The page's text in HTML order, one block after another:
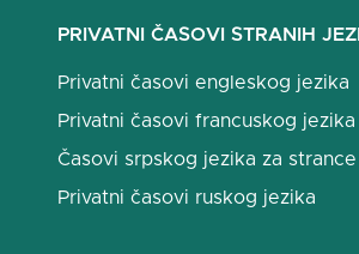
PRIVATNI ČASOVI STRANIH
Privatni časovi engleskog jezika
Privatni časovi francuskog jezika
Časovi srpskog jezika za strance
Privatni časovi ruskog jezika